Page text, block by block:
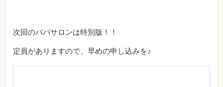
次回のパパサロンは特別版！！
定員がありますので、早めの申し込みを♪